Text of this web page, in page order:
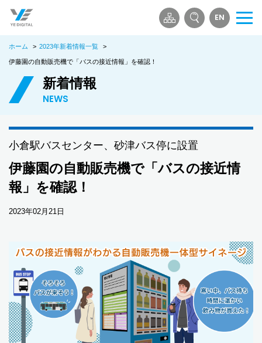
EN
メ
ホーム > 2023年新着情報一覧 >
伊藤園の自動販売機で「バスの接近情報」を確認！
新着情報
NEWS
小倉駅バスセンター、砂津バス停に設置
伊藤園の自動販売機で「バスの接近情
報」を確認！
2023年02月21日